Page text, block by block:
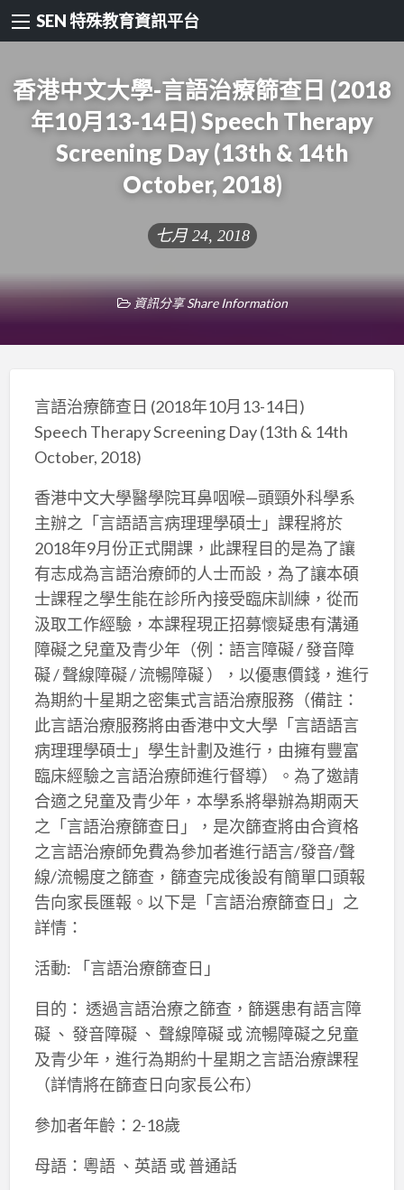
SEN 特殊教育資訊平台
香港中文大學-言語治療篩查日 (2018
年10月13-14日) Speech Therapy
Screening Day (13th & 14th
October, 2018)
七月 24, 2018
資訊分享 Share Information
言語治療篩查日 (2018年10月13-14日)
Speech Therapy Screening Day (13th & 14th
October, 2018)
香港中文大學醫學院耳鼻咽喉—頭頸外科學系
主辦之「言語語言病理理學碩士」課程將於
2018年9月份正式開課，此課程目的是為了讓
有志成為言語治療師的人士而設，為了讓本碩
士課程之學生能在診所內接受臨床訓練，從而
汲取工作經驗，本課程現正招募懷疑患有溝通
障礙之兒童及青少年（例：語言障礙 / 發音障
礙 / 聲線障礙 / 流暢障礙 ），以優惠價錢，進行
為期約十星期之密集式言語治療服務（備註：
此言語治療服務將由香港中文大學「言語語言
病理理學碩士」學生計劃及進行，由擁有豐富
臨床經驗之言語治療師進行督導）。為了邀請
合適之兒童及青少年，本學系將舉辦為期兩天
之「言語治療篩查日」，是次篩查將由合資格
之言語治療師免費為參加者進行語言/發音/聲
線/流暢度之篩查，篩查完成後設有簡單口頭報
告向家長匯報。以下是「言語治療篩查日」之
詳情：
活動: 「言語治療篩查日」
目的： 透過言語治療之篩查，篩選患有語言障
礙 、 發音障礙 、 聲線障礙 或 流暢障礙之兒童
及青少年，進行為期約十星期之言語治療課程
（詳情將在篩查日向家長公布）
參加者年齡：2-18歲
母語：粵語 、英語 或 普通話